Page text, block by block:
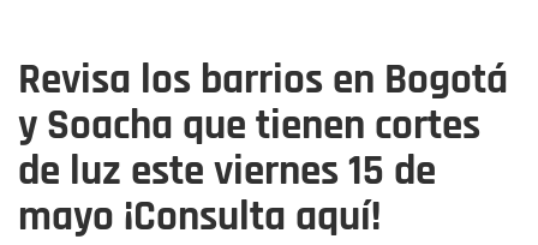
Revisa los barrios en Bogotá
y Soacha que tienen cortes
de luz este viernes 15 de
mayo ¡Consulta aquí!